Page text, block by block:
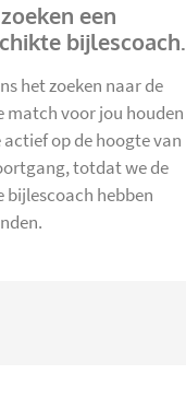
een
bijlescoach.
het zoeken naar de
match voor jou houden
actief op de hoogte van
totdat we de
bijlescoach hebben